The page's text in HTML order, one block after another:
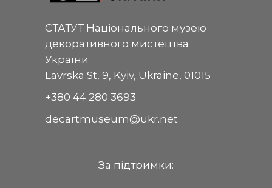
СТАТУТ Національного музею
декоративного мистецтва
України
Lavrska St, 9, Kyiv, Ukraine, 01015
+380 44 280 3693
decartmuseum@ukr.net
За пiдтримки: